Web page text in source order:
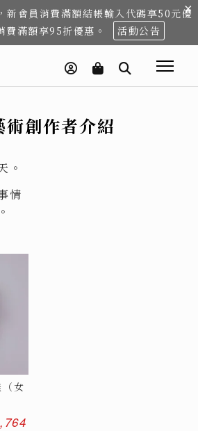
×
新會員消費滿額結帳輸入代碼享50元優
費滿額享95折優惠。
活動公告
創作者介紹
。
情
女